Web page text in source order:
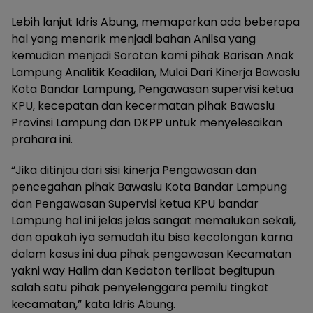
Lebih lanjut Idris Abung, memaparkan ada beberapa
hal yang menarik menjadi bahan Anilsa yang
kemudian menjadi Sorotan kami pihak Barisan Anak
Lampung Analitik Keadilan, Mulai Dari Kinerja Bawaslu
Kota Bandar Lampung, Pengawasan supervisi ketua
KPU, kecepatan dan kecermatan pihak Bawaslu
Provinsi Lampung dan DKPP untuk menyelesaikan
prahara ini.
“Jika ditinjau dari sisi kinerja Pengawasan dan
pencegahan pihak Bawaslu Kota Bandar Lampung
dan Pengawasan Supervisi ketua KPU bandar
Lampung hal ini jelas jelas sangat memalukan sekali,
dan apakah iya semudah itu bisa kecolongan karna
dalam kasus ini dua pihak pengawasan Kecamatan
yakni way Halim dan Kedaton terlibat begitupun
salah satu pihak penyelenggara pemilu tingkat
kecamatan,” kata Idris Abung.